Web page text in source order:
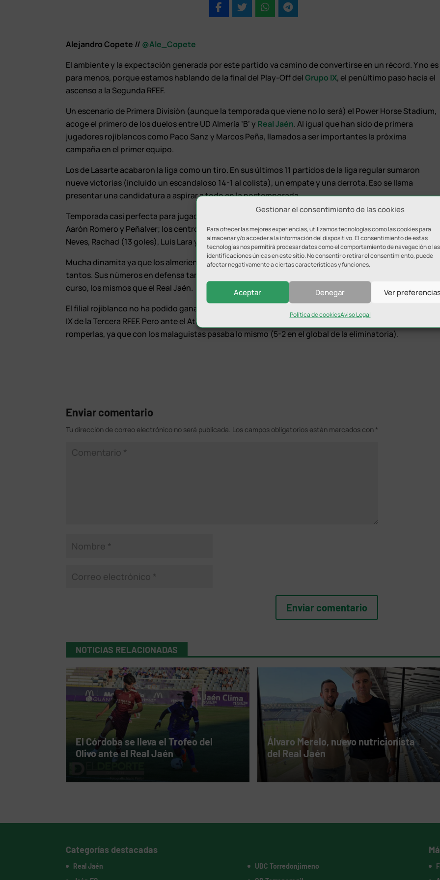
Gestionar el consentimiento de las cookies
Para ofrecer las mejores experiencias, utilizamos tecnologías como las cookies para
almacenar y/o acceder a la información del dispositivo. El consentimiento de estas
tecnologías nos permitirá procesar datos como el comportamiento de navegación o las
identificaciones únicas en este sitio. No consentir o retirar el consentimiento, puede
afectar negativamente a ciertas características y funciones.
Aceptar Denegar Ver
Política de cookiesAviso Legal
Alejandro Copete // @Ale_Copete
El ambiente y la expectación generada por este partido va camino de convertirse en un récord. Y no es
para menos, porque estamos hablando de la final del Play-Off delGrupo IX, el penúltimo paso hacia el
ascenso a la Segunda RFEF.
Un escenario de Primera División (aunque la temporada que viene no lo será) el Power Horse Stadium,
acoge el primero de los duelos entre UD Almería ‘B’ y Real Jaén. Al igual que han sido de primera
jugadores rojiblancos como Paco Sanz y Marcos Peña, llamados a ser importantes la próxima
campaña en el primer equipo.
Los de Lasarte acabaron la liga como un tiro. En sus últimos 11 partidos de la liga regular sumaron
nueve victorias (incluido un escandaloso 14-1 al colista), un empate y una derrota. Eso se llama
presentar una candidatura a aspirar a todo en la postemporada.
Temporada casi perfecta para jugadores como el portero Bruno Iribarne, los defensas René Pérez,
Aarón Romero y Peñalver; los centrocampistas Cantón, Gázquez y Marsu; y los delanteros Hugo
Neves, Rachad (13 goles), Luis Lara y Loren (11 goles).
Mucha dinamita ya que los almerienses han sido el equipo más goleador de toda la tabla con 73
tantos. Sus números en defensa también son buenos, encajando la cifra de 28 tantos en todo el
curso, los mismos que el Real Jaén.
El filial rojiblanco no ha podido ganar al conjunto lagarto en los dos partidos de liga regular del Grupo
IX de la Tercera RFEF. Pero ante el Atlético Malagueño demostró que esas estadísticas están para
romperlas, ya que con los malaguistas pasaba lo mismo (5-2 en el global de la eliminatoria).
Enviar comentario
Tu dirección de correo electrónico no será publicada. Los campos obligatorios están marcados con *
NOTICIAS RELACIONADAS
El Córdoba se lleva el Trofeo del
Olivo ante el Real Jaén
Álvaro Merelo, nuevo nutricionista
del Real Jaén
Categorías destacadas
Real Jaén
UDC Torredonjimeno